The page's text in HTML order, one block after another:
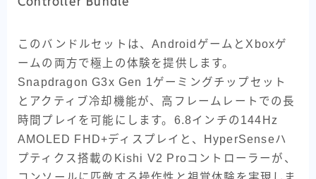
このバンドルセットは、AndroidゲームとXboxゲ
ームの両方で極上の体験を提供します。
Snapdragon G3x Gen 1ゲーミングチップセット
とアクティブ冷却機能が、高フレームレートでの長
時間プレイを可能にします。6.8インチの144Hz
AMOLED FHD+ディスプレイと、HyperSenseハ
プティクス搭載のKishi V2 Proコントローラーが、